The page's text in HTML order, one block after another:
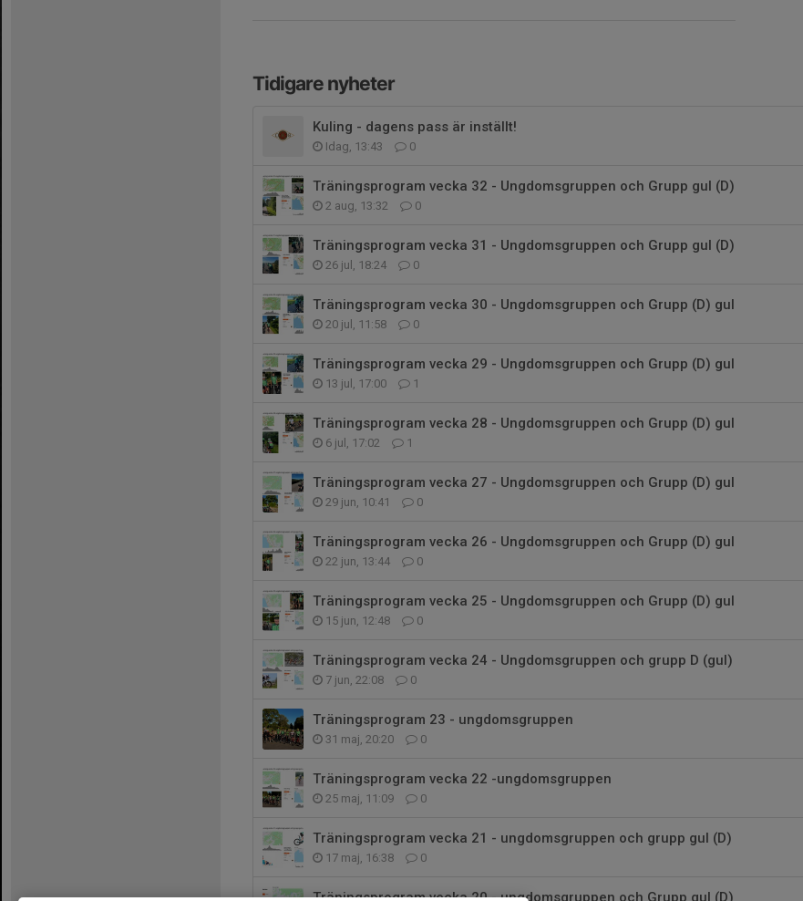
Tidigare nyheter
Kuling - dagens pass är inställt!
Idag, 13:43 0
Träningsprogram vecka 32 - Ungdomsgruppen och Grupp gul (D)
2 aug, 13:32 0
Träningsprogram vecka 31 - Ungdomsgruppen och Grupp gul (D)
26 jul, 18:24 0
Träningsprogram vecka 30 - Ungdomsgruppen och Grupp (D) gul
20 jul, 11:58 0
Träningsprogram vecka 29 - Ungdomsgruppen och Grupp (D) gul
13 jul, 17:00 1
Träningsprogram vecka 28 - Ungdomsgruppen och Grupp (D) gul
6 jul, 17:02 1
Träningsprogram vecka 27 - Ungdomsgruppen och Grupp (D) gul
29 jun, 10:41 0
Träningsprogram vecka 26 - Ungdomsgruppen och Grupp (D) gul
22 jun, 13:44 0
Träningsprogram vecka 25 - Ungdomsgruppen och Grupp (D) gul
15 jun, 12:48 0
Träningsprogram vecka 24 - Ungdomsgruppen och grupp D (gul)
7 jun, 22:08 0
Träningsprogram 23 - ungdomsgruppen
31 maj, 20:20 0
Träningsprogram vecka 22 -ungdomsgruppen
25 maj, 11:09 0
Träningsprogram vecka 21 - ungdomsgruppen och grupp gul (D)
17 maj, 16:38 0
Träningsprogram vecka 20 - ungdomsgruppen och Grupp gul (D)